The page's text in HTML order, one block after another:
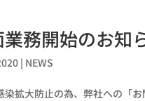
務開始のお知
| NEWS
拡大防止の為、弊社への「